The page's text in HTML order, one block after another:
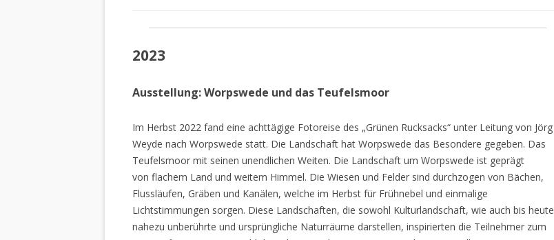
2023
Ausstellung: Worpswede und das Teufelsmoor
Im Herbst 2022 fand eine achttägige Fotoreise des „Grünen Rucksacks“ unter Leitung von Jörg
Weyde nach Worpswede statt. Die Landschaft hat Worpswede das Besondere gegeben. Das
Teufelsmoor mit seinen unendlichen Weiten. Die Landschaft um Worpswede ist geprägt
von flachem Land und weitem Himmel. Die Wiesen und Felder sind durchzogen von Bächen,
Flussläufen, Gräben und Kanälen, welche im Herbst für Frühnebel und einmalige
Lichtstimmungen sorgen. Diese Landschaften, die sowohl Kulturlandschaft, wie auch bis heute
nahezu unberührte und ursprüngliche Naturräume darstellen, inspirierten die Teilnehmer zum